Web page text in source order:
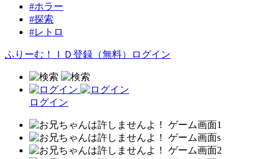
#ホラー
#探索
#レトロ
ふりーむ！ＩＤ登録（無料） ログイン
ログイン